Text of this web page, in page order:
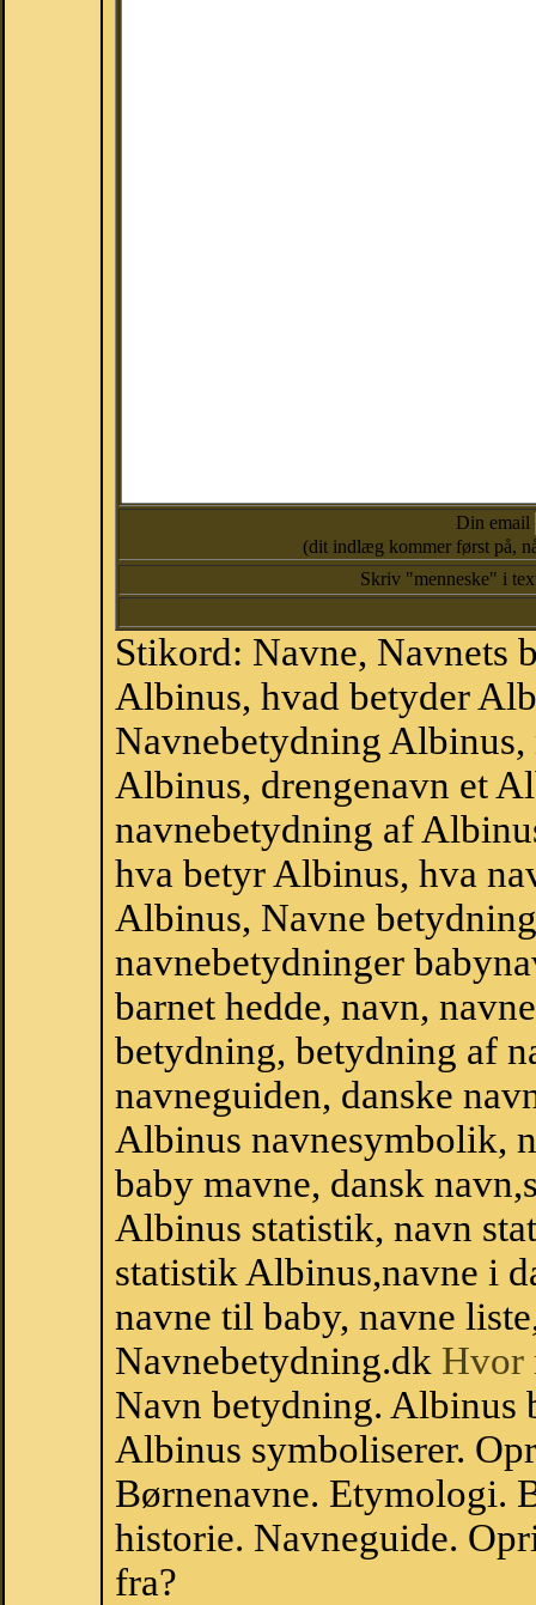
Din email
(dit indlæg kommer først på,
Skriv "menneske" i
Stikord: Navne, Navnets
Albinus, hvad betyder
Navnebetydning
Albinus, drengenavn et
navnebetydning af
hva betyr Albinus, hva
Albinus, Navne
navnebetydninger
barnet hedde, navn,
betydning, betydning af
navneguiden, danske
Albinus navnesymbolik,
baby mavne, dansk
Albinus statistik, navn
statistik Albinus,navne i
navne til baby, navne
Navnebetydning.dk Hvor
Navn betydning.
Albinus symboliserer.
Børnenavne. Etymologi.
historie. Navneguide.
fra?